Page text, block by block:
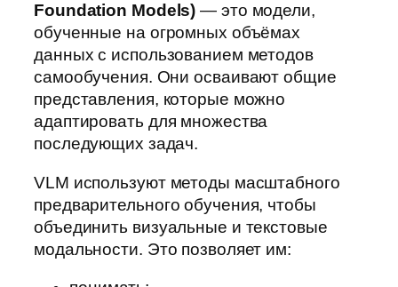
Foundation Models) — это модели,
обученные на огромных объёмах
данных с использованием методов
самообучения. Они осваивают общие
представления, которые можно
адаптировать для множества
последующих задач.
VLM используют методы масштабного
предварительного обучения, чтобы
объединить визуальные и текстовые
модальности. Это позволяет им: